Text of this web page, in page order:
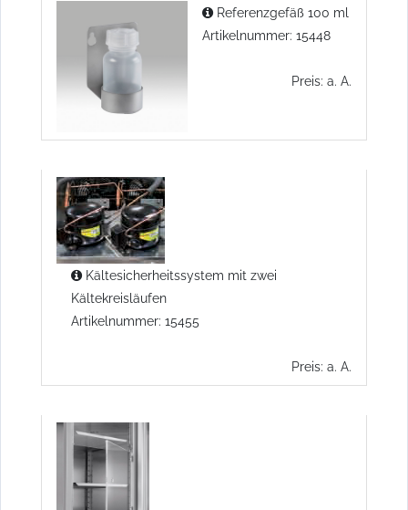
Referenzgefäß 100 ml
Artikelnummer: 15448
Preis: a. A.
Kältesicherheitssystem mit zwei
Kältekreisläufen
Artikelnummer: 15455
Preis: a. A.